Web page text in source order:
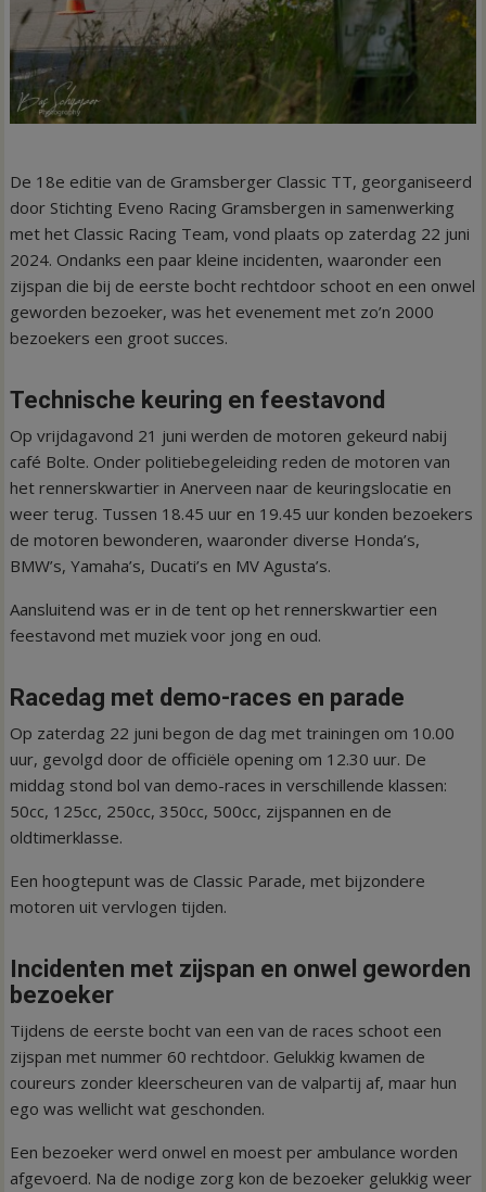
De 18e editie van de Gramsberger Classic TT, georganiseerd
door Stichting Eveno Racing Gramsbergen in samenwerking
met het Classic Racing Team, vond plaats op zaterdag 22 juni
2024. Ondanks een paar kleine incidenten, waaronder een
zijspan die bij de eerste bocht rechtdoor schoot en een onwel
geworden bezoeker, was het evenement met zo’n 2000
bezoekers een groot succes.
Technische keuring en feestavond
Op vrijdagavond 21 juni werden de motoren gekeurd nabij
café Bolte. Onder politiebegeleiding reden de motoren van
het rennerskwartier in Anerveen naar de keuringslocatie en
weer terug. Tussen 18.45 uur en 19.45 uur konden bezoekers
de motoren bewonderen, waaronder diverse Honda’s,
BMW’s, Yamaha’s, Ducati’s en MV Agusta’s.
Aansluitend was er in de tent op het rennerskwartier een
feestavond met muziek voor jong en oud.
Racedag met demo-races en parade
Op zaterdag 22 juni begon de dag met trainingen om 10.00
uur, gevolgd door de officiële opening om 12.30 uur. De
middag stond bol van demo-races in verschillende klassen:
50cc, 125cc, 250cc, 350cc, 500cc, zijspannen en de
oldtimerklasse.
Een hoogtepunt was de Classic Parade, met bijzondere
motoren uit vervlogen tijden.
Incidenten met zijspan en onwel geworden
bezoeker
Tijdens de eerste bocht van een van de races schoot een
zijspan met nummer 60 rechtdoor. Gelukkig kwamen de
coureurs zonder kleerscheuren van de valpartij af, maar hun
ego was wellicht wat geschonden.
Een bezoeker werd onwel en moest per ambulance worden
afgevoerd. Na de nodige zorg kon de bezoeker gelukkig weer